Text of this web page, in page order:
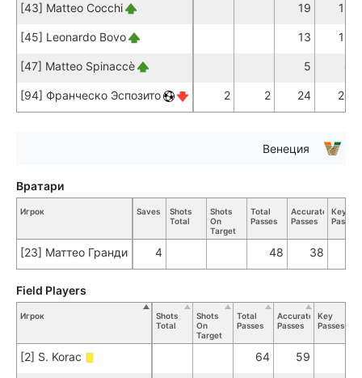
[43] Matteo Cocchi 19 18
[45] Leonardo Bovo 13 13
[47] Matteo Spinaccè 5 4
[94] Франческо Эспозито 2 2 24 20
Венеция
Игрок Saves
Shots
Total
Shots
On
Target
Total
Passes
Accurate
Passes
Key
Passes
[23] Маттео Гранди 4 48 38
Вратари
Игрок
Shots
Total
Shots
On
Target
Total
Passes
Accurate
Passes
Key
Passes
[2] S. Korac 64 59
Field Players